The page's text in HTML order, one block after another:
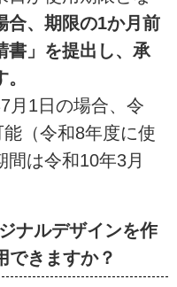
合、期限の1か月前
書」を提出し、承
月1日の場合、令
（令和8年度に使
間は令和10年3月
ナルデザインを作
できますか？